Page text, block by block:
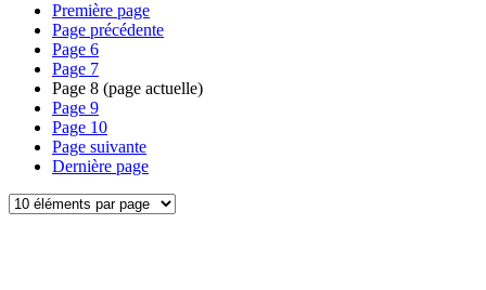
Première page
Page précédente
Page 6
Page 7
Page 8 (page actuelle)
Page 9
Page 10
Page suivante
Dernière page